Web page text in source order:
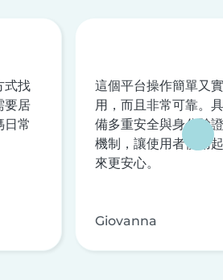
式找
要居
日常
這個平台操作簡單又實
用，而且非常可靠。具
備多重安全與身分驗證
機制，讓使用者使用起
來更安心。
Giovanna